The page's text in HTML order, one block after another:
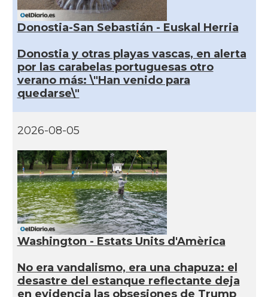
Donostia-San Sebastián - Euskal Herria
Donostia y otras playas vascas, en alerta
por las carabelas portuguesas otro
verano más: \"Han venido para
quedarse\"
2026-08-05
Washington - Estats Units d'Amèrica
No era vandalismo, era una chapuza: el
desastre del estanque reflectante deja
en evidencia las obsesiones de Trump